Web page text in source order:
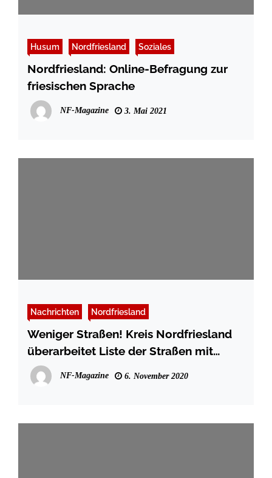
Husum Nordfriesland Soziales
Nordfriesland: Online-Befragung zur
friesischen Sprache
NF-Magazine 3. Mai 2021
Nachrichten Nordfriesland
Weniger Straßen! Kreis Nordfriesland
überarbeitet Liste der Straßen mit
Maskenpflicht
NF-Magazine 6. November 2020